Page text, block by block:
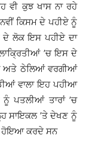
ਵੀ ਕੁਝ ਖਾਸ ਨਾ ਰਹੇ
ਕਿਸਮ ਦੇ ਪਹੀਏ ਨੂੰ
ਦੇ ਲੋਕ ਇਸ ਪਹੀਏ ਦਾ
’ਚ ਇਸ ਦੇ
ਅਤੇ ਠੇਲਿਆਂ ਵਰਗੀਆਂ
ਵਾਲਾ ਇਹ ਪਹੀਆ
ਪਤਲੀਆਂ ਤਾਰਾਂ ’ਚ
ਸਾਇਕਲ ’ਤੇ ਦੇਖਣ ਨੂੰ
ਹੋਇਆ ਕਰਦੇ ਸਨ